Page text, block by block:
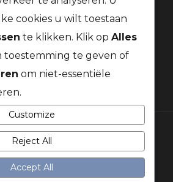
Kom Op Tegen Kanker + Gratis
voor alle leden van onze
Kanaalduif. Alle rechten voorbehouden
cookies u wilt toestaan
te klikken. Klik op Alles
toestemming te geven of
om niet-essentiële
Customize
Reject All
Accept All